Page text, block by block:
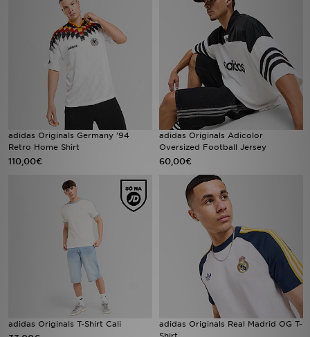
adidas Originals Germany '94
Retro Home Shirt
110,00€
adidas Originals Adicolor
Oversized Football Jersey
60,00€
adidas Originals T-Shirt Cali
adidas Originals Real Madrid OG T-
FAZ DOWNLOAD DA APP
TRABALHA CONNOSCO